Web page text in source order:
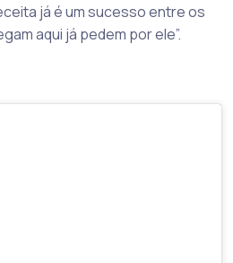
já é um sucesso entre os
aqui já pedem por ele”.